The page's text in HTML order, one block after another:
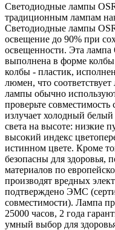
Светодиодные лампы
традиционным лампам
Светодиодные лампы
освещение до 90% при
освещенности. Эта
выполнена в форме
колбы - пластик,
люмен, что
лампы обычно
проверьте
излучает холодный белый
света на высоте: низкие
высокий индекс
истинном цвете. Кроме
безопасны для здоровья,
материалов по
производят вредных
подтверждено ЭМС
совместимости). Лампа
25000 часов, 2 года
умный выбор для